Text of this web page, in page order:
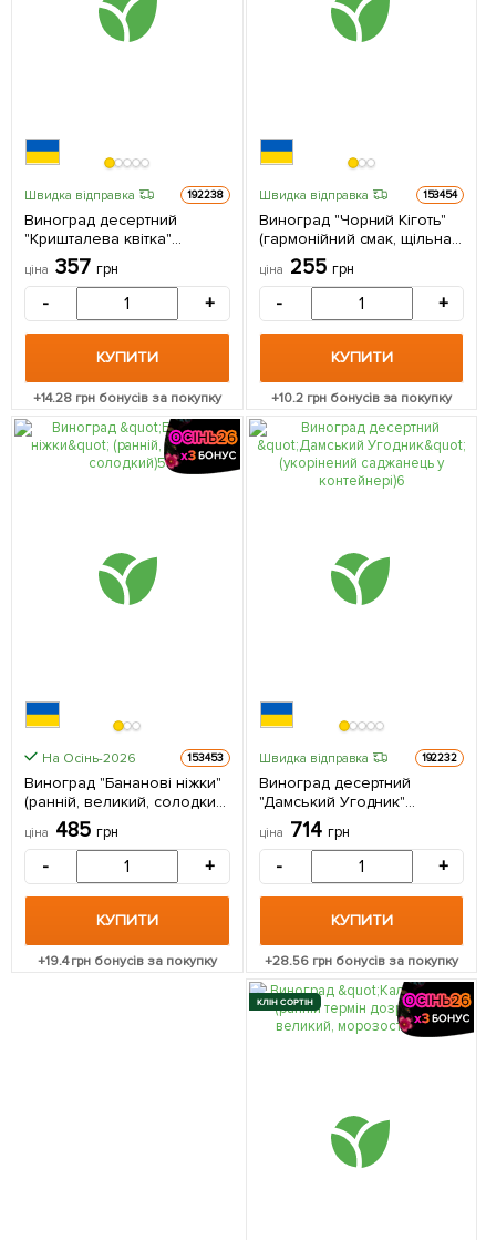
Швидка відправка 192238
Виноград десертний
"Кришталева квітка"
(укорінений саджанець у
контейнері) 1 саджанець в
ціна 357 грн
- +
КУПИТИ
+14.28грн бонусів за покупку
Швидка відправка 153454
Виноград "Чорний Кіготь"
(гармонійний смак, щільна
хрустка м'якоть) 1
саджанець в упаковці
ціна 255 грн
- +
КУПИТИ
+10.2грн бонусів за покупку
На Осінь-2026 153453
Виноград "Бананові ніжки"
(ранній, великий, солодкий)
1 саджанець в упаковці
ціна 485 грн
- +
КУПИТИ
+19.4грн бонусів за покупку
Швидка відправка 192232
Виноград десертний
"Дамський Угодник"
(укорінений саджанець у
контейнері) 1 саджанець в
ціна 714 грн
- +
КУПИТИ
+28.56 грн бонусів за покупку
КЛІН СОРТІН